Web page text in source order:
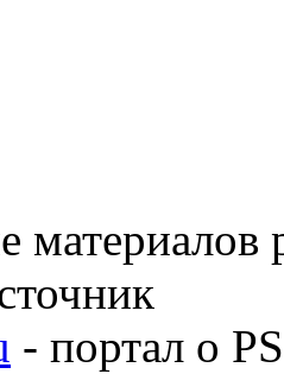
материалов
- портал о